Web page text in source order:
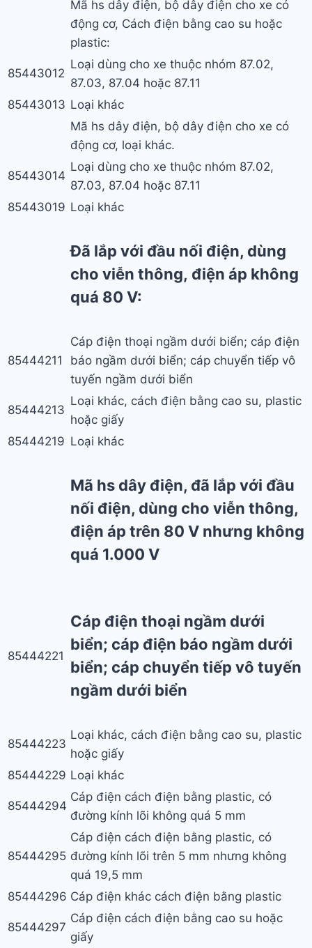
Mã hs dây điện, bộ dây điện cho xe có
động cơ, Cách điện bằng cao su hoặc
plastic:
85443012
Loại dùng cho xe thuộc nhóm 87.02,
87.03, 87.04 hoặc 87.11
85443013 Loại khác
Mã hs dây điện, bộ dây điện cho xe có
động cơ, loại khác.
85443014
Loại dùng cho xe thuộc nhóm 87.02,
87.03, 87.04 hoặc 87.11
85443019 Loại khác
Đã lắp với đầu nối điện, dùng
cho viễn thông, điện áp không
quá 80 V:
85444211
Cáp điện thoại ngầm dưới biển; cáp điện
báo ngầm dưới biển; cáp chuyển tiếp vô
tuyến ngầm dưới biển
85444213
Loại khác, cách điện bằng cao su, plastic
hoặc giấy
85444219 Loại khác
Mã hs dây điện, đã lắp với đầu
nối điện, dùng cho viễn thông,
điện áp trên 80 V nhưng không
quá 1.000 V
85444221
Cáp điện thoại ngầm dưới
biển; cáp điện báo ngầm dưới
biển; cáp chuyển tiếp vô tuyến
ngầm dưới biển
85444223
Loại khác, cách điện bằng cao su, plastic
hoặc giấy
85444229 Loại khác
85444294
Cáp điện cách điện bằng plastic, có
đường kính lõi không quá 5 mm
85444295
Cáp điện cách điện bằng plastic, có
đường kính lõi trên 5 mm nhưng không
quá 19,5 mm
85444296 Cáp điện khác cách điện bằng plastic
85444297
Cáp điện cách điện bằng cao su hoặc
giấy